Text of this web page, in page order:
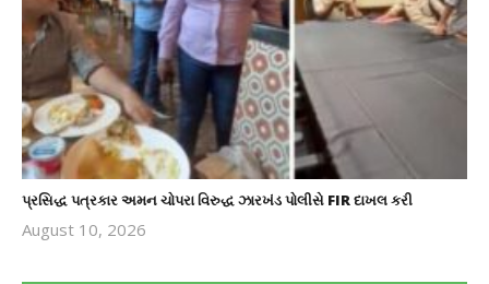
પ્રસિદ્ધ પત્રકાર અમન ચોપરા વિરુદ્ધ ઝારખંડ પોલીસે FIR દાખલ કરી
August 10, 2026